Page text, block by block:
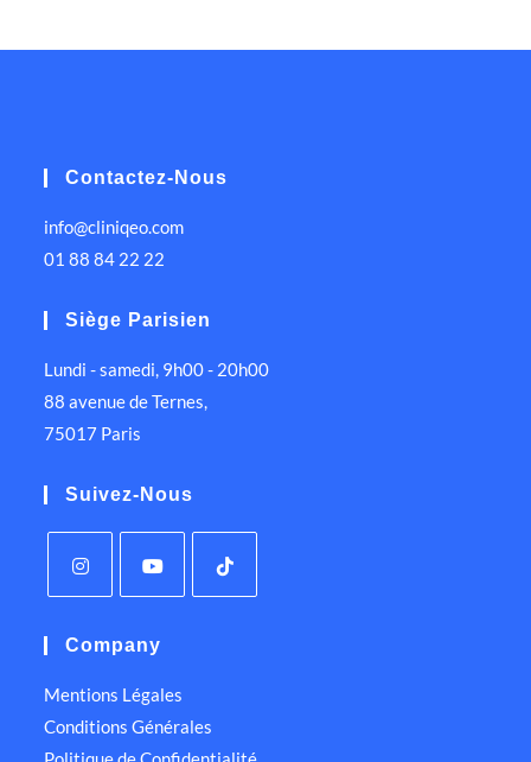
Contactez-Nous
info@cliniqeo.com
01 88 84 22 22
Siège Parisien
Lundi - samedi, 9h00 - 20h00
88 avenue de Ternes,
75017 Paris
Suivez-Nous
Company
Mentions Légales
Conditions Générales